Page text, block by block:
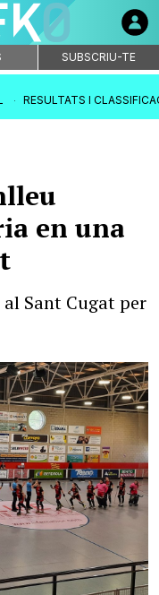
SUBSCRIU-TE
RESULTATS I
en una
Sant Cugat per